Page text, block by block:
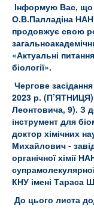
Інформую Вас, що
О.В.Палладіна НАН
продовжує свою
«Актуальні
біології».
Чергове
2023 р. (П’ЯТНИЦЯ)
Леонтовича, 9). З
інструмент для
доктор хімічних
Михайлович -
органічної хімії
КНУ імені Тараса
До цього листа